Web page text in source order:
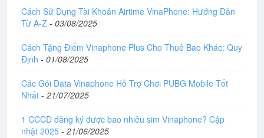
Cách Sử Dụng Tài Khoản Airtime VinaPhone: Hướng Dẫn
Từ A-Z - 03/08/2025
Cách Tặng Điểm Vinaphone Plus Cho Thuê Bao Khác: Quy
Định - 01/08/2025
Các Gói Data Vinaphone Hỗ Trợ Chơi PUBG Mobile Tốt
Nhất - 21/07/2025
1 CCCD đăng ký được bao nhiêu sim Vinaphone? Cập
nhật 2025 - 21/06/2025